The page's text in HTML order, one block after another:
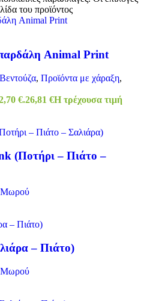
του προϊόντος
Animal Print
, Προϊόντα με χάραξη,
€.26,81 €Η τρέχουσα τιμή
(Ποτήρι – Πιάτο –
Μωρού
– Πιάτο)
Μωρού